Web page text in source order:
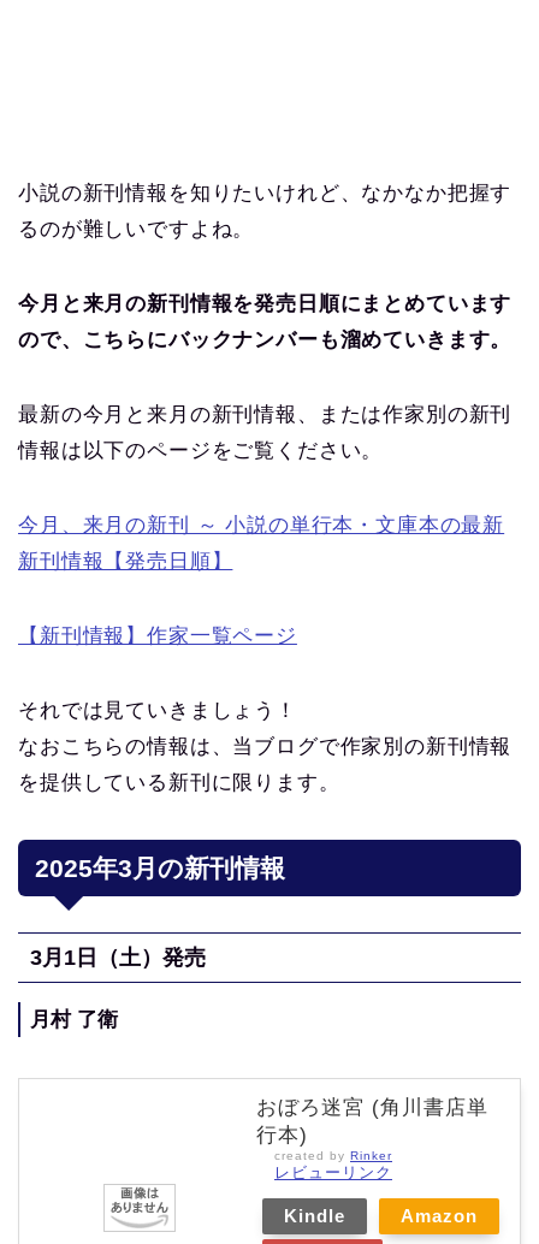
小説の新刊情報を知りたいけれど、なかなか把握す
るのが難しいですよね。
今月と来月の新刊情報を発売日順にまとめています
ので、こちらにバックナンバーも溜めていきます。
最新の今月と来月の新刊情報、または作家別の新刊
情報は以下のページをご覧ください。
今月、来月の新刊 ～ 小説の単行本・文庫本の最新
新刊情報【発売日順】
【新刊情報】作家一覧ページ
それでは見ていきましょう！
なおこちらの情報は、当ブログで作家別の新刊情報
を提供している新刊に限ります。
2025年3月の新刊情報
3月1日（土）発売
月村 了衛
おぼろ迷宮 (角川書店単
行本)
created by Rinker
レビューリンク
Kindle
Amazon